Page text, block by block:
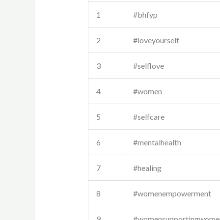
1 #bhfyp
2 #loveyourself
3 #selflove
4 #women
5 #selfcare
6 #mentalhealth
7 #healing
8 #womenempowerment